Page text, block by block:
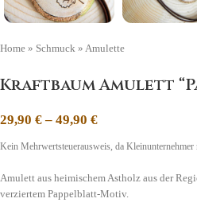
Home » Schmuck » Amulette
Kraftbaum Amulett
29,90 €– 49,90 €
Kein Mehrwertsteuerausweis, da
Amulett aus heimischem Astholz aus der
verziertem Pappelblatt-Motiv.